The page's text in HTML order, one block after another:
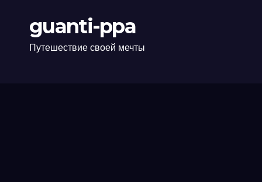
guanti-ppa
Путешествие своей мечты